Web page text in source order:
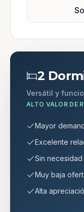
2
Versátil y
ALTO VALOR DE
Mayor
Excelente
Sin
Muy baja
Alta